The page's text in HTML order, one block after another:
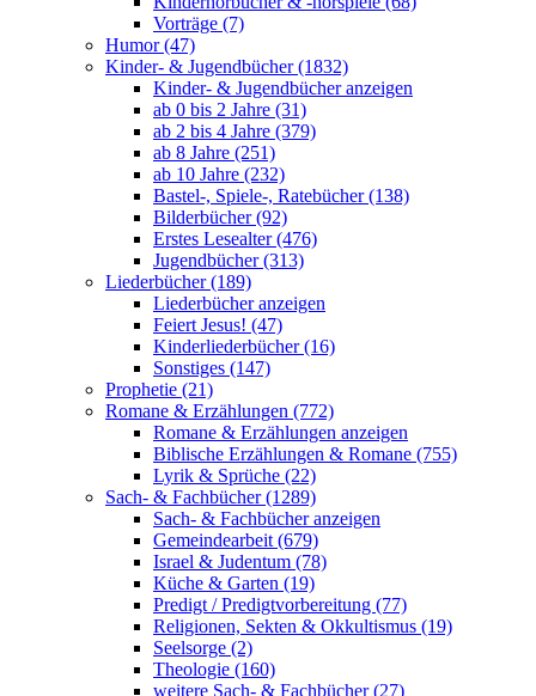
Vorträge (7)
Humor (47)
Kinder- & Jugendbücher (1832)
Kinder- & Jugendbücher anzeigen
ab 0 bis 2 Jahre (31)
ab 2 bis 4 Jahre (379)
ab 8 Jahre (251)
ab 10 Jahre (232)
Bastel-, Spiele-, Ratebücher (138)
Bilderbücher (92)
Erstes Lesealter (476)
Jugendbücher (313)
Liederbücher (189)
Liederbücher anzeigen
Feiert Jesus! (47)
Kinderliederbücher (16)
Sonstiges (147)
Prophetie (21)
Romane & Erzählungen (772)
Romane & Erzählungen anzeigen
Biblische Erzählungen & Romane (755)
Lyrik & Sprüche (22)
Sach- & Fachbücher (1289)
Sach- & Fachbücher anzeigen
Gemeindearbeit (679)
Israel & Judentum (78)
Küche & Garten (19)
Predigt / Predigtvorbereitung (77)
Religionen, Sekten & Okkultismus (19)
Seelsorge (2)
Theologie (160)
weitere Sach- & Fachbücher (27)